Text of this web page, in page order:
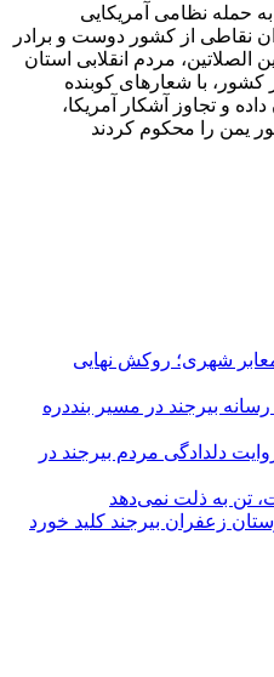
حمله نظامی آمریکایی
نقاطی از کشور دوست و برادر
دی ماه در بین الصلاتین، مردم انقلابی استان
با شعارهای کوبنده
و تجاوز آشکار آمریکا،
یمن را محکوم کردند
شهری؛ روکش نهایی
بیرجند در مسیر بنددره
دلدادگی مردم بیرجند در
تن به ذلت نمی‌دهد
زعفران بیرجند کلید خورد